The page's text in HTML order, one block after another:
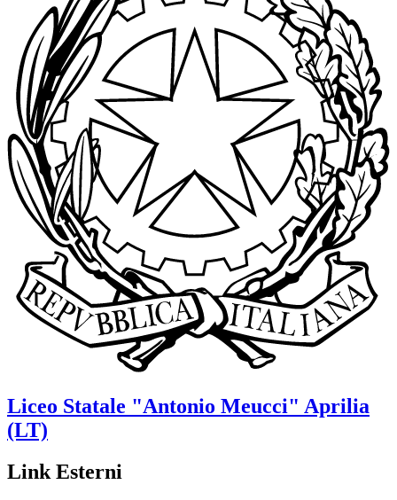
Liceo Statale "Antonio Meucci" Aprilia
(LT)
Link Esterni